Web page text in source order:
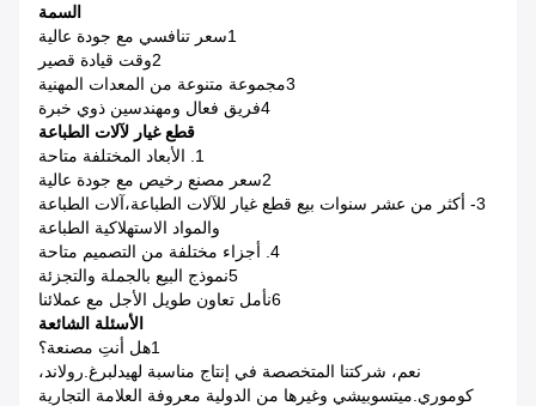
السمة
1سعر تنافسي مع جودة عالية
2وقت قيادة قصير
3مجموعة متنوعة من المعدات المهنية
4فريق فعال ومهندسين ذوي خبرة
قطع غيار لآلات الطباعة
1. الأبعاد المختلفة متاحة
2سعر مصنع رخيص مع جودة عالية
3- أكثر من عشر سنوات بيع قطع غيار للآلات الطباعة،آلات الطباعة
والمواد الاستهلاكية الطباعة
4. أجزاء مختلفة من التصميم متاحة
5نموذج البيع بالجملة والتجزئة
6نأمل تعاون طويل الأجل مع عملائنا
الأسئلة الشائعة
1هل أنتِ مصنعة؟
نعم، شركتنا المتخصصة في إنتاج مناسبة لهيدلبرغ.رولاند،
كوموري.ميتسوبيشي وغيرها من الدولية معروفة العلامة التجارية